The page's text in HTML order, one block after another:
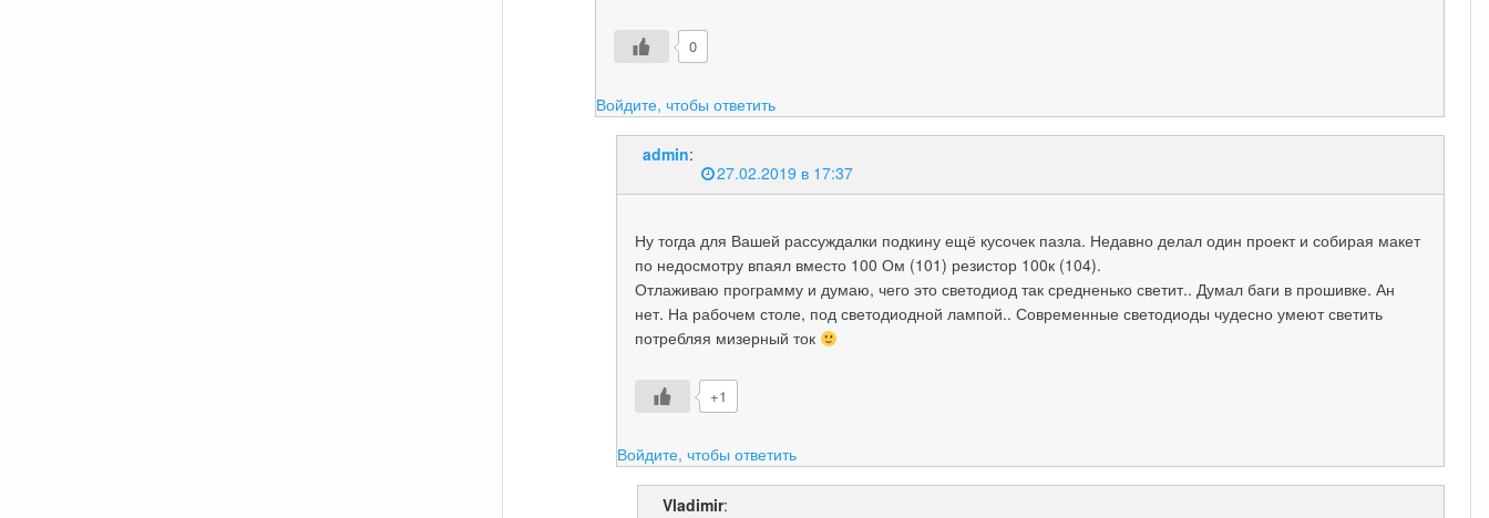
0
Войдите, чтобы ответить
admin:
27.02.2019 в 17:37
Ну тогда для Вашей рассуждалки подкину ещё кусочек пазла. Недавно делал один проект и собирая макет
по недосмотру впаял вместо 100 Ом (101) резистор 100к (104).
Отлаживаю программу и думаю, чего это светодиод так средненько светит.. Думал баги в прошивке. Ан
нет. На рабочем столе, под светодиодной лампой.. Современные светодиоды чудесно умеют светить
потребляя мизерный ток
+1
Войдите, чтобы ответить
Vladimir: